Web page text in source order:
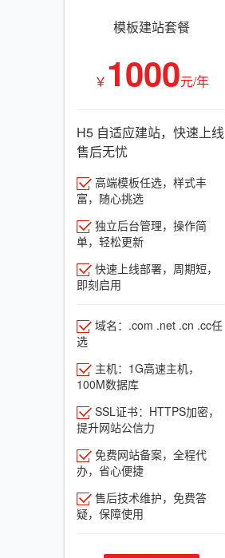
模板建站套餐
￥ 1000元/年
H5 自适应建站，快速上线
售后无忧
高端模板任选，样式丰
富，随心挑选
独立后台管理，操作简
单，轻松更新
快速上线部署，周期短，
即刻启用
域名：.com .net .cn .cc任
选
主机：1G高速主机，
100M数据库
SSL证书：HTTPS加密，
提升网站公信力
免费网站备案，全程代
办，省心便捷
售后技术维护，免费答
疑，保障使用